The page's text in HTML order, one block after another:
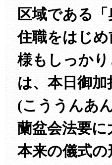
区域である
住職をはじ
様もしっか
は、本日御
(こううんあ
蘭盆会法要
本来の儀式